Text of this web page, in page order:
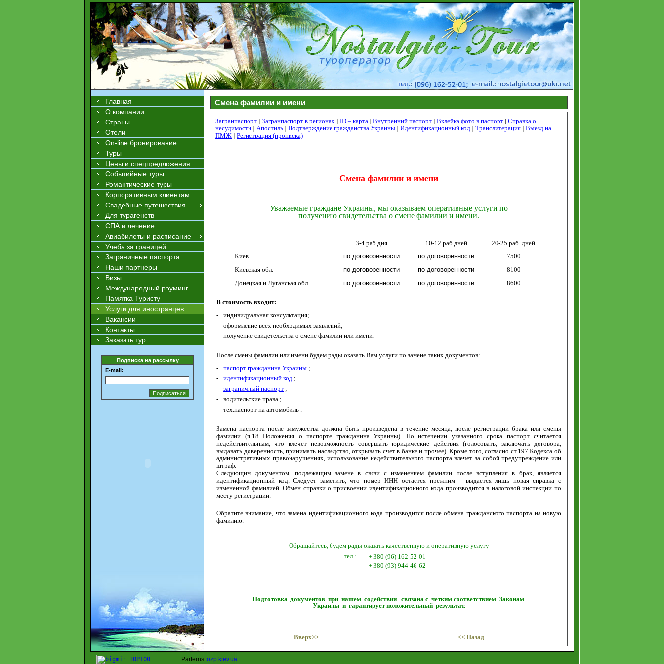
Главная
О компании
Страны
Отели
On-line бронирование
Туры
Цены и спецпредложения
Событийные туры
Романтические туры
Корпоративным клиентам
Свадебные путешествия
Для турагенств
СПА и лечение
Авиабилеты и расписание
Учеба за границей
Заграничные паспорта
Наши партнеры
Визы
Международный роуминг
Памятка Туристу
Услуги для иностранцев
Вакансии
Контакты
Заказать тур
Подписка на рассылку
E-mail:
Смена фамилии и имени
Загранпаспорт | Загранпаспорт в регионах | ID – карта | Внутренний паспорт | Вклейка фото в паспорт | Справка о
несудимости | Апостиль | Подтверждение гражданства Украины | Идентификационный код | Транслитерация | Выезд на
ПМЖ | Регистрация (прописка)
Смена фамилии и имени
Уважаемые граждане Украины, мы оказываем оперативные услуги по
получению свидетельства о смене фамилии и имени.
3-4 раб.дня 10-12 раб.дней 20-25 раб. дней
Киев
по договоренности по договоренности
7500
Киевская обл.
по договоренности по договоренности
8100
Донецкая и Луганская обл.
по договоренности по договоренности 8600
В стоимость входит:
-
индивидуальная консультация;
-
оформление всех необходимых заявлений;
- получение свидетельства о смене фамилии или имени.
После смены фамилии или имени будем рады оказать Вам услуги по замене таких документов:
-
паспорт гражданина Украины ;
-
идентификационный код ;
-
заграничный паспорт ;
-
водительские права ;
-
тех.паспорт на автомобиль .
Замена паспорта после замужества должна быть произведена в течение месяца, после регистрации брака или смены
фамилии (п.18 Положения о паспорте гражданина Украины). По истечении указанного срока паспорт считается
недействительным, что влечет невозможность совершать юридические действия (голосовать, заключать договора,
выдавать доверенность, принимать наследство, открывать счет в банке и прочее). Кроме того, согласно ст.197 Кодекса об
административных правонарушениях, использование недействительного паспорта влечет за собой предупреждение или
штраф.
Следующим документом, подлежащим замене в связи с изменением фамилии после вступления в брак, является
идентификационный код. Следует заметить, что номер ИНН остается прежним – выдается лишь новая справка с
измененной фамилией. Обмен справки о присвоении идентификационного кода производится в налоговой инспекции по
месту регистрации.
Обратите внимание, что замена идентификационного кода производится после обмена гражданского паспорта на новую
фамилию.
Обращайтесь, будем рады оказать качественную и оперативную услугу
тел.:
+ 380 (96) 162-52-01
+ 380 (93) 944-46-62
Подготовка документов при нашем содействии связана с четким соответствием Законам
Украины и гарантирует положительный результат.
Вверх>> << Назад
Parterns: ozp.kiev.ua